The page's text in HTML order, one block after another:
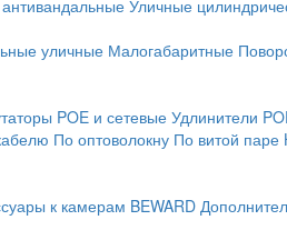
Уличные
уличные Малогабаритные
POE и сетевые Удлинители
По оптоволокну По витой паре
к камерам BEWARD